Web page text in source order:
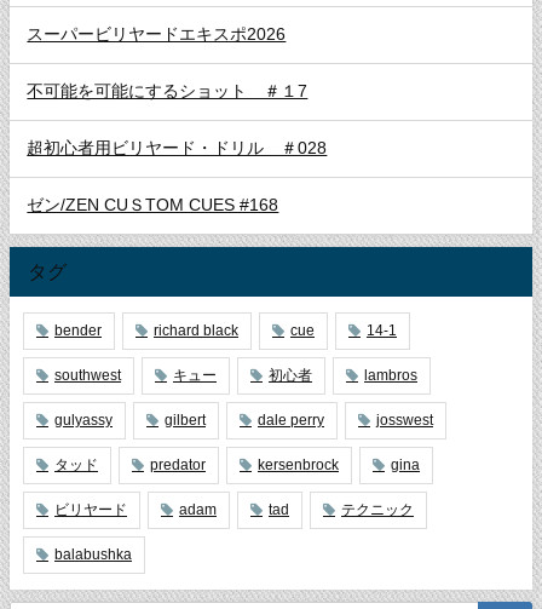
スーパービリヤードエキスポ2026
不可能を可能にするショット ＃１7
超初心者用ビリヤード・ドリル ＃028
ゼン/ZEN CUＳTOM CUES #168
タグ
bender richard black cue 14-1
southwest キュー 初心者 lambros
gulyassy gilbert dale perry josswest
タッド predator kersenbrock gina
ビリヤード adam tad テクニック
balabushka